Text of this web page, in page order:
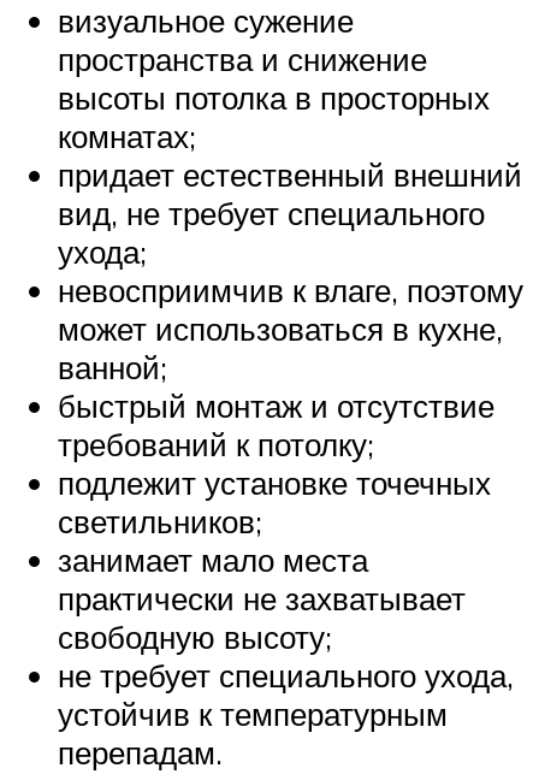
визуальное сужение
пространства и снижение
высоты потолка в просторных
комнатах;
придает естественный внешний
вид, не требует специального
ухода;
невосприимчив к влаге, поэтому
может использоваться в кухне,
ванной;
быстрый монтаж и отсутствие
требований к потолку;
подлежит установке точечных
светильников;
занимает мало места
практически не захватывает
свободную высоту;
не требует специального ухода,
устойчив к температурным
перепадам.